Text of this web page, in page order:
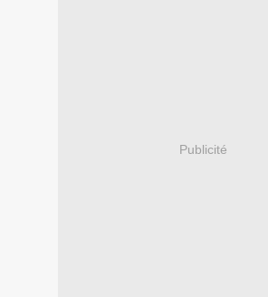
Publicité